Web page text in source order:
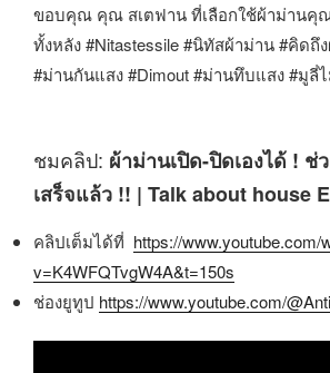
ขอบคุณ คุณ สเตฟาน ที่เลือกใช้ผ้าม่านคุ
ทั้งหลัง #Nitastessile #นิทัสผ้าม่าน #คิดถึ
#ม่านกันแสง #Dimout #ม่านทึบแสง #มูลี่ไ
ชมคลิป: ผ้าม่านเปิด-ปิดเองได้ ! ช่
เสร็จแล้ว !! | Talk about house
คลิปเต็มได้ที่ https://www.youtube.com/
v=K4WFQTvgW4A&t=150s
ช่องยูทูป https://www.youtube.com/